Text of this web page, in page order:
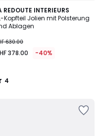
REDOUTE INTERIEURS
Kopfteil Jolien mit Polsterung
Ablagen
630.00
378.00 -40%
4